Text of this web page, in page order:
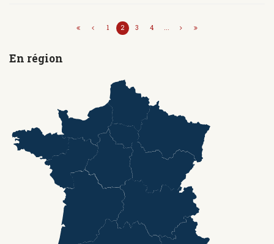
1 2 3 4 ...
En région